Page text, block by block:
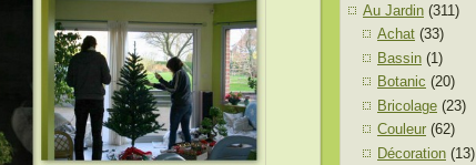
Au Jardin (311)
Achat (33)
Bassin (1)
Botanic (20)
Bricolage (23)
Couleur (62)
Décoration (13)